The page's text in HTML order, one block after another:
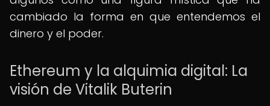
cambiado la forma en que entendemos el
dinero y el poder.
Ethereum y la alquimia digital: La
visión de Vitalik Buterin